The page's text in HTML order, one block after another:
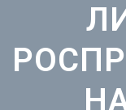
Владивосток
Владикавказ
Волгоград